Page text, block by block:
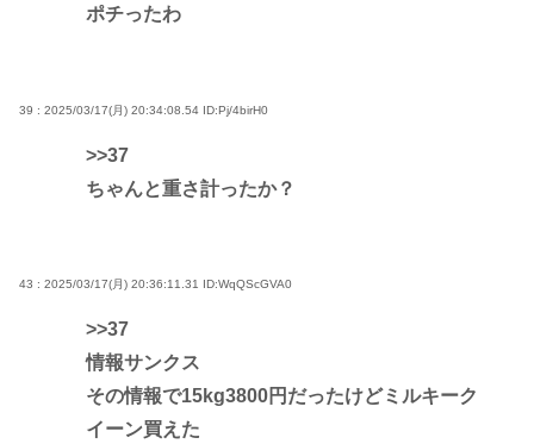
ポチったわ
39 : 2025/03/17(月) 20:34:08.54 ID:Pj/4birH0
>>37
ちゃんと重さ計ったか？
43 : 2025/03/17(月) 20:36:11.31 ID:WqQScGVA0
>>37
情報サンクス
その情報で15kg3800円だったけどミルキーク
イーン買えた